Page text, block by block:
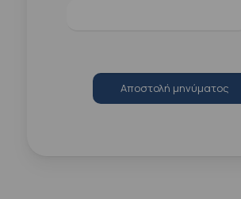
Αποστολή μηνύματος